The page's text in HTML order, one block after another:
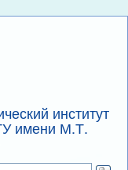
институт
имени М.Т.